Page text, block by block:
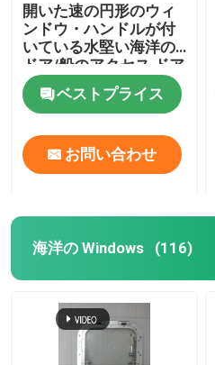
開いた速の円形のウィ
ンドウ・ハンドルが付
いている水堅い海洋の
ドア/船のアクセス ドア
ベストプライス
お問い合わせ
海洋の Windows (116)